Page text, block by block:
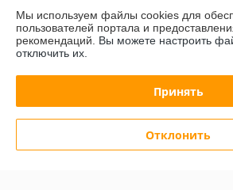
Контакты
Доставка и оплата
Полная версия сайта
Мы используем файлы cookies для
пользователей портала и
рекомендаций. Вы можете настроить
отключить их.
Принять
Отклонить